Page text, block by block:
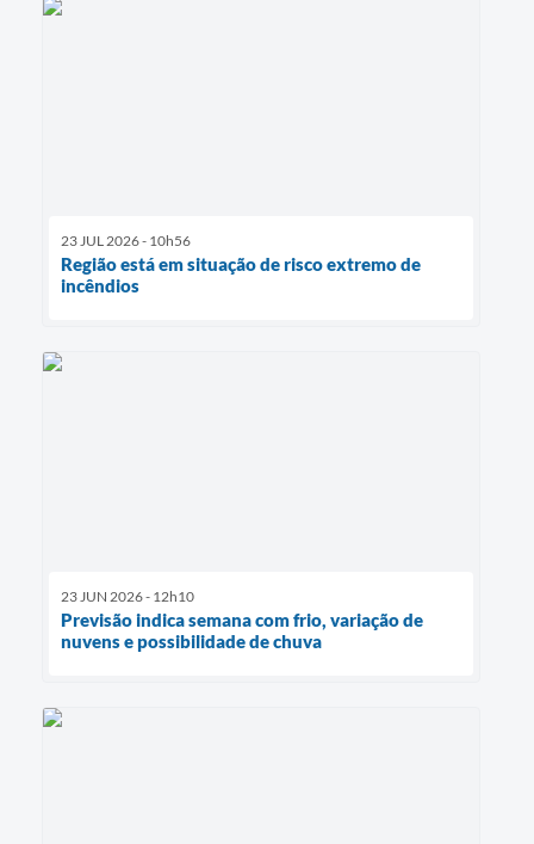
23 JUL 2026 - 10h56
Região está em situação de risco extremo de
incêndios
23 JUN 2026 - 12h10
Previsão indica semana com frio, variação de
nuvens e possibilidade de chuva